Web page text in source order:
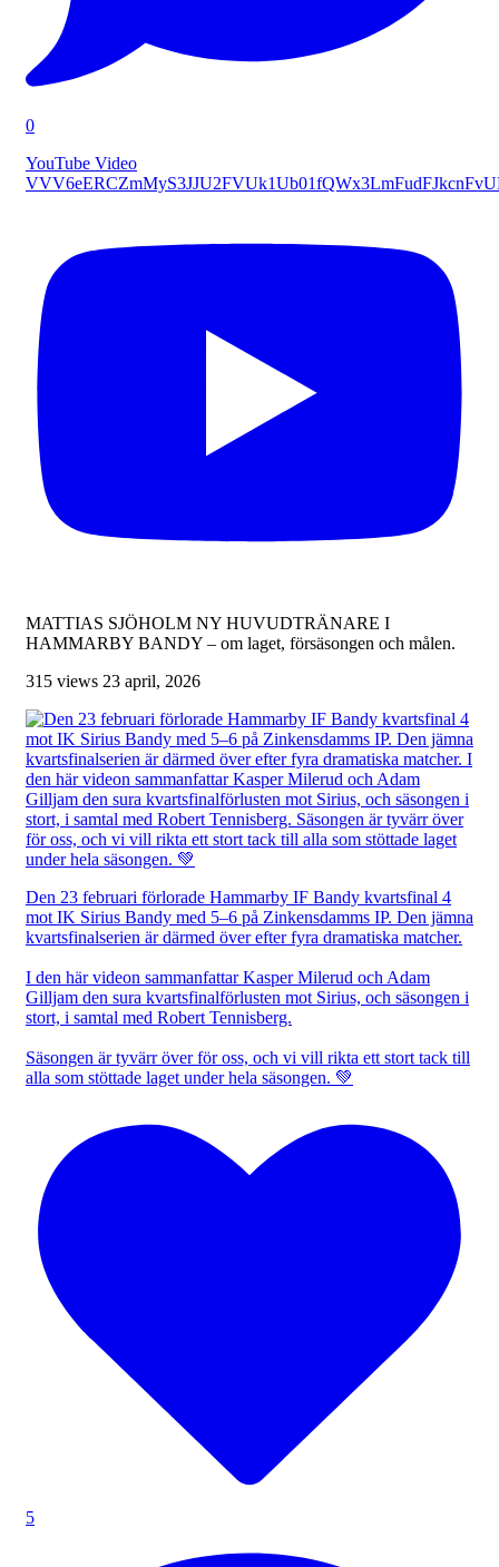
0
YouTube Video
MATTIAS SJÖHOLM NY HUVUDTRÄNARE I
HAMMARBY BANDY – om laget, försäsongen och målen.
315 views 23 april, 2026
Den 23 februari förlorade Hammarby IF Bandy kvartsfinal 4
mot IK Sirius Bandy med 5–6 på Zinkensdamms IP. Den jämna
kvartsfinalserien är därmed över efter fyra dramatiska matcher.
I den här videon sammanfattar Kasper Milerud och Adam
Gilljam den sura kvartsfinalförlusten mot Sirius, och säsongen i
stort, i samtal med Robert Tennisberg.
Säsongen är tyvärr över för oss, och vi vill rikta ett stort tack till
alla som stöttade laget under hela säsongen. 💚
5